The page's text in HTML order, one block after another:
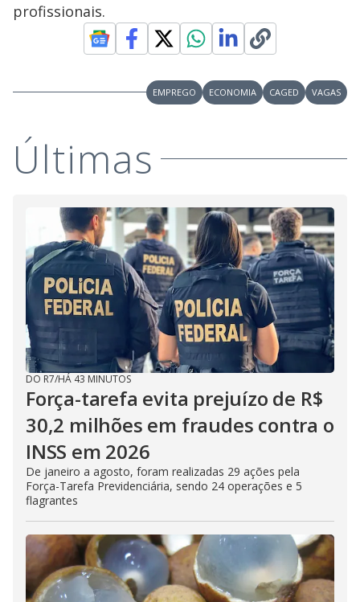
profissionais.
EMPREGO ECONOMIA CAGED VAGAS
Últimas
DO R7/HÁ 43 MINUTOS
Força-tarefa evita prejuízo de R$
30,2 milhões em fraudes contra o
INSS em 2026
De janeiro a agosto, foram realizadas 29 ações pela
Força-Tarefa Previdenciária, sendo 24 operações e 5
flagrantes